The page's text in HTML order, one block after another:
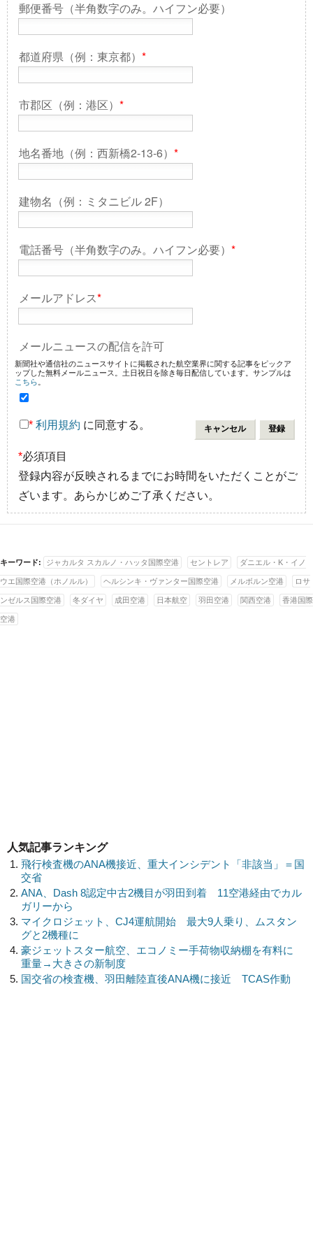
郵便番号（半角数字のみ。ハイフン必要）
都道府県（例：東京都） *
市郡区（例：港区） *
地名番地（例：西新橋2-13-6） *
建物名（例：ミタニビル 2F）
電話番号（半角数字のみ。ハイフン必要） *
メールアドレス*
メールニュースの配信を許可
新聞社や通信社のニュースサイトに掲載された航空業界に関する記事をピックア
ップした無料メールニュース。土日祝日を除き毎日配信しています。サンプルは
こちら
* 利用規約 に同意する。
*必須項目
登録内容が反映されるまでにお時間をいただくことがご
ざいます。あらかじめご了承ください。
キーワード: ジャカルタ スカルノ・ハッタ国際空港 セントレア ダニエル・K・イノ
ウエ国際空港（ホノルル） ヘルシンキ・ヴァンター国際空港 メルボルン空港 ロサ
ンゼルス国際空港 冬ダイヤ 成田空港 日本航空 羽田空港 関西空港 香港国際
空港
人気記事ランキング
飛行検査機のANA機接近、重大インシデント「非該当」＝国
交省
ANA、Dash 8認定中古2機目が羽田到着 11空港経由でカル
ガリーから
マイクロジェット、CJ4運航開始 最大9人乗り、ムスタン
グと2機種に
豪ジェットスター航空、エコノミー手荷物収納棚を有料に
重量→大きさの新制度
国交省の検査機、羽田離陸直後ANA機に接近 TCAS作動